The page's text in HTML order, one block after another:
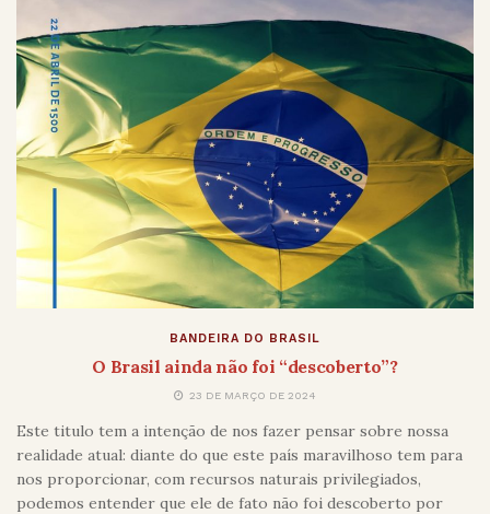
BANDEIRA DO BRASIL
O Brasil ainda não foi “descoberto”?
23 DE MARÇO DE 2024
Este titulo tem a intenção de nos fazer pensar sobre nossa
realidade atual: diante do que este país maravilhoso tem para
nos proporcionar, com recursos naturais privilegiados,
podemos entender que ele de fato não foi descoberto por